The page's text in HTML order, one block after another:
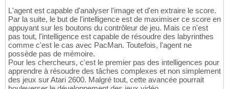
L'agent est capable d'analyser l'image et d'en extraire le score.
Par la suite, le but de l'intelligence est de maximiser ce score en
appuyant sur les boutons du contrôleur de jeu. Mais ce n'est
pas tout, l'intelligence est capable de résoudre des labyrinthes
comme c'est le cas avec PacMan. Toutefois, l'agent ne
possède pas de mémoire.
Pour les chercheurs, c'est le premier pas des intelligences pour
apprendre à résoudre des tâches complexes et non simplement
des jeux sur Atari 2600. Malgré tout, cette avancée pourrait